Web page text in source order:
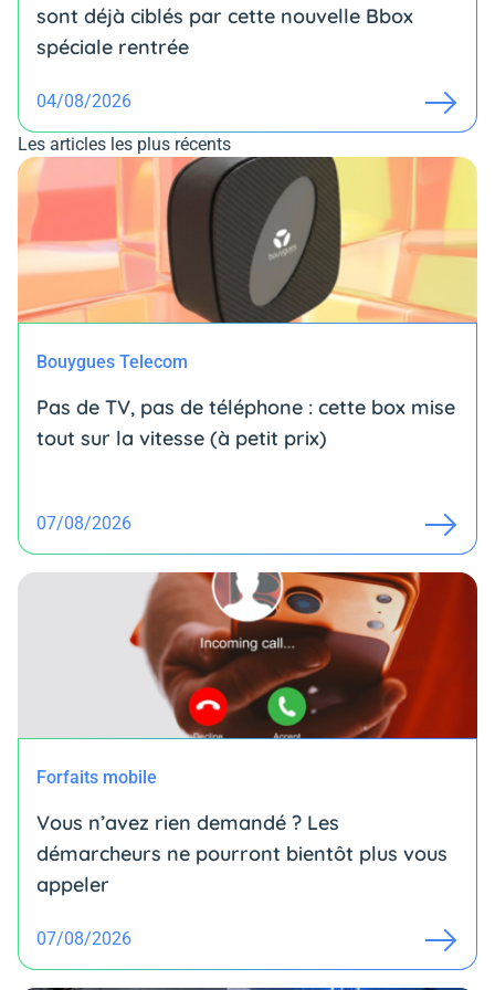
sont déjà ciblés par cette nouvelle Bbox
spéciale rentrée
04/08/2026
Les articles les plus récents
Bouygues Telecom
Pas de TV, pas de téléphone : cette box mise
tout sur la vitesse (à petit prix)
07/08/2026
Forfaits mobile
Vous n’avez rien demandé ? Les
démarcheurs ne pourront bientôt plus vous
appeler
07/08/2026